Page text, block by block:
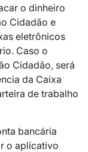
o dinheiro
Cidadão e
eletrônicos
Caso o
Cidadão, será
da Caixa
de trabalho
bancária
o aplicativo